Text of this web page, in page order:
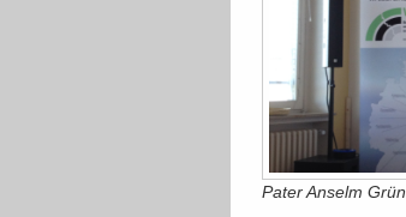
Pater Anselm Grün